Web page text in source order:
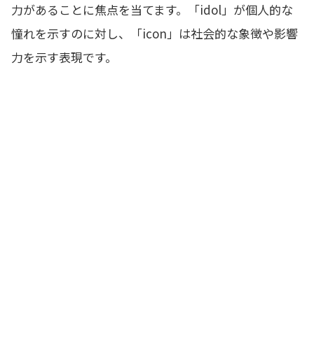
力があることに焦点を当てます。「idol」が個人的な
憧れを示すのに対し、「icon」は社会的な象徴や影響
力を示す表現です。